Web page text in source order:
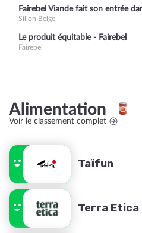
Fairebel Viande fait son entrée
Sillon Belge
Le produit équitable - Fairebel
Fairebel
Alimentation
Voir le classement complet
Taïfun
Terra Etica